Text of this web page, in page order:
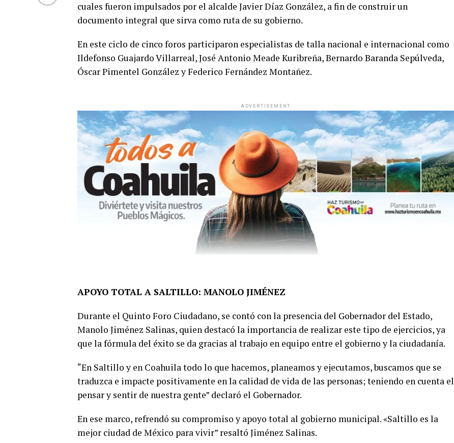
cuales fueron impulsados por el alcalde Javier Díaz González, a fin de construir un
documento integral que sirva como ruta de su gobierno.
En este ciclo de cinco foros participaron especialistas de talla nacional e internacional como
Ildefonso Guajardo Villarreal, José Antonio Meade Kuribreña, Bernardo Baranda Sepúlveda,
Óscar Pimentel González y Federico Fernández Montañez.
ADVERTISEMENT
APOYO TOTAL A SALTILLO: MANOLO JIMÉNEZ
Durante el Quinto Foro Ciudadano, se contó con la presencia del Gobernador del Estado,
Manolo Jiménez Salinas, quien destacó la importancia de realizar este tipo de ejercicios, ya
que la fórmula del éxito se da gracias al trabajo en equipo entre el gobierno y la ciudadanía.
“En Saltillo y en Coahuila todo lo que hacemos, planeamos y ejecutamos, buscamos que se
traduzca e impacte positivamente en la calidad de vida de las personas; teniendo en cuenta el
pensar y sentir de nuestra gente” declaró el Gobernador.
En ese marco, refrendó su compromiso y apoyo total al gobierno municipal. «Saltillo es la
mejor ciudad de México para vivir” resaltó Jiménez Salinas.